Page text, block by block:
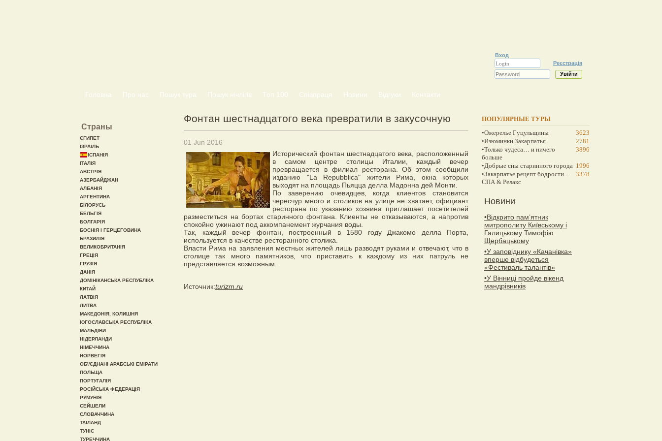
Вход
Реєстрація
Головна Про нас Пошук тура Пошук нічлігів Топ 100 Співпраця Новини Відгуки Контакти
Фонтан шестнадцатого века превратили в закусочную
01 Jun 2016
Исторический фонтан шестнадцатого века, расположенный
в самом центре столицы Италии, каждый вечер
превращается в филиал ресторана. Об этом сообщили
изданию "La Repubblica" жители Рима, окна которых
выходят на площадь Пьяцца делла Мадонна дей Монти.
По заверению очевидцев, когда клиентов становится
чересчур много и столиков на улице не хватает, официант
ресторана по указанию хозяина приглашает посетителей
разместиться на бортах старинного фонтана. Клиенты не отказываются, а напротив
спокойно ужинают под аккомпанемент журчания воды.
Так, каждый вечер фонтан, построенный в 1580 году Джакомо делла Порта,
используется в качестве ресторанного столика.
Власти Рима на заявления местных жителей лишь разводят руками и отвечают, что в
столице так много памятников, что приставить к каждому из них патруль не
представляется возможным.
Источник:turizm.ru
Страны
ЄГИПЕТ
ІЗРАЇЛЬ
ІСПАНІЯ
ІТАЛІЯ
АВСТРІЯ
АЗЕРБАЙДЖАН
АЛБАНІЯ
АРГЕНТИНА
БІЛОРУСЬ
БЕЛЬГІЯ
БОЛГАРІЯ
БОСНІЯ І ГЕРЦЕГОВИНА
БРАЗИЛІЯ
ВЕЛИКОБРИТАНІЯ
ГРЕЦІЯ
ГРУЗІЯ
ДАНІЯ
ДОМІНІКАНСЬКА РЕСПУБЛІКА
КИТАЙ
ЛАТВІЯ
ЛИТВА
МАКЕДОНІЯ, КОЛИШНЯ
ЮГОСЛАВСЬКА РЕСПУБЛІКА
МАЛЬДІВИ
НІДЕРЛАНДИ
НІМЕЧЧИНА
НОРВЕГІЯ
ОБ\'ЄДНАНІ АРАБСЬКІ ЕМІРАТИ
ПОЛЬЩА
ПОРТУГАЛІЯ
РОСІЙСЬКА ФЕДЕРАЦІЯ
РУМУНІЯ
СЕЙШЕЛИ
СЛОВАЧЧИНА
ТАЇЛАНД
ТУНІС
ТУРЕЧЧИНА
ПОПУЛЯРНЫЕ ТУРЫ
•Ожерелье Гуцульщины
3623
•Изюминки Закарпатья
2781
•Только чудеса… и ничего
больше
3896
•Добрые сны старинного города 1996
•Закарпатье рецепт бодрости...
СПА & Релакс
3378
Новини
•Відкрито пам’ятник
митрополиту Київському і
Галицькому Тимофію
Щербацькому
•У заповіднику «Качанівка»
вперше відбудеться
«Фестиваль талантів»
•У Вінниці пройде вікенд
мандрівників